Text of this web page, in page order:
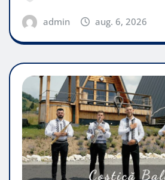
admin aug. 6, 2026